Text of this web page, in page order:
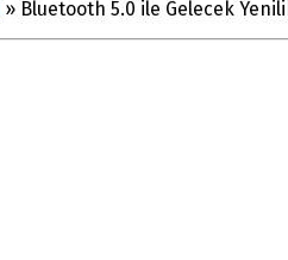
» Bluetooth 5.0 ile Gelecek